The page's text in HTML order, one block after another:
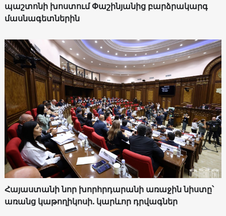
պաշտոնի խոստում Փաշինյանից բարձրակարգ
մասնագետներին
Հայաստանի նոր խորհրդարանի առաջին նիստը՝
առանց կաթողիկոսի. կարևոր դրվագներ